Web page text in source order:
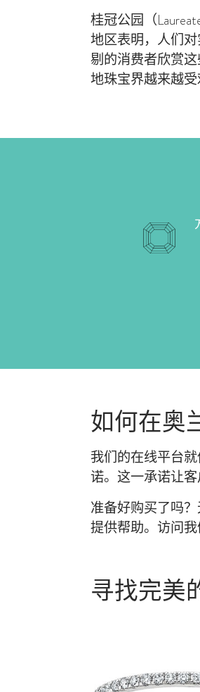
桂冠公园（
地区表明，人们
剔的消费者欣赏
地珠宝界越来越受
如何在奥
我们的在线平台
诺。这一承诺让
准备好购买了吗
提供帮助。访问
寻找完美